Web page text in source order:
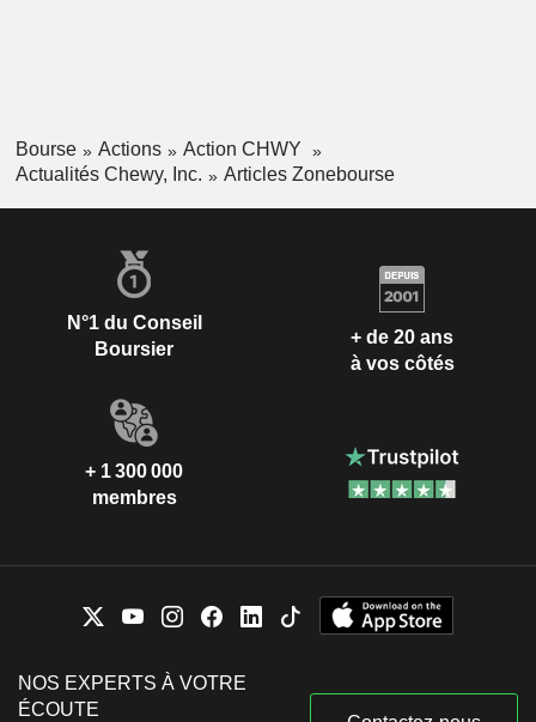
Bourse Actions
Action CHWY
Actualités Chewy, Inc.
Articles Zonebourse
N°1 du Conseil
Boursier
+ de 20 ans
à vos côtés
+ 1 300 000
membres
NOS EXPERTS À VOTRE
ÉCOUTE